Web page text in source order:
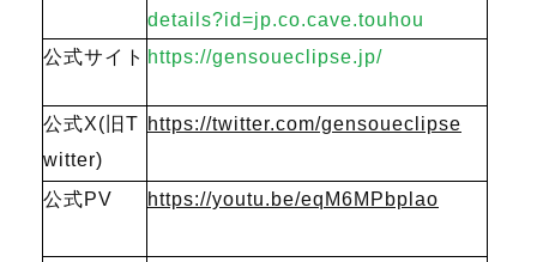
details?id=jp.co.cave.touhou
公式サイト https://gensoueclipse.jp/
公式X(旧T
witter)
https://twitter.com/gensoueclipse
公式PV https://youtu.be/eqM6MPbplao